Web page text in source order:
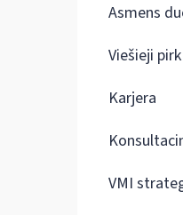
Asmens
Viešieji
Karjera
VMI